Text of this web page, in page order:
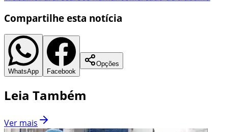
Compartilhe esta notícia
WhatsApp Facebook
Opções
Leia Também
Ver mais